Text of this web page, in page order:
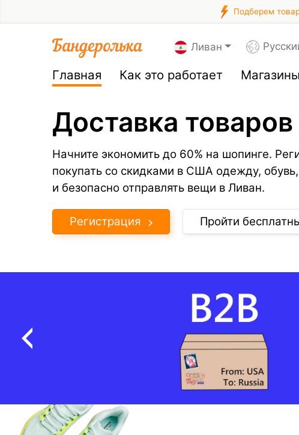
Подберем
Ливан
Главная Как это работает Магазины
Доставка
Начните экономить до 60% на шопинге.
покупать со скидками в США одежду,
и безопасно отправлять вещи в Ливан.
Регистрация Пройти